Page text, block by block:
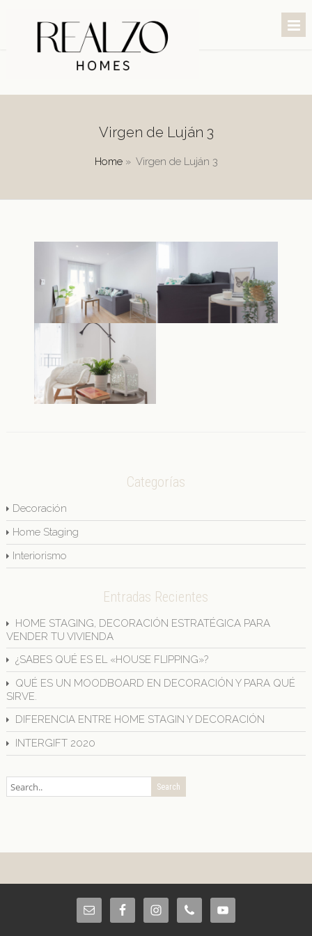
Virgen de Luján 3
Home» Virgen de Luján 3
Categorías
Decoración
Home Staging
Interiorismo
Entradas Recientes
HOME STAGING, DECORACIÓN ESTRATÉGICA PARA
VENDER TU VIVIENDA
¿SABES QUÉ ES EL «HOUSE FLIPPING»?
QUÉ ES UN MOODBOARD EN DECORACIÓN Y PARA QUÉ
SIRVE.
DIFERENCIA ENTRE HOME STAGIN Y DECORACIÓN
INTERGIFT 2020